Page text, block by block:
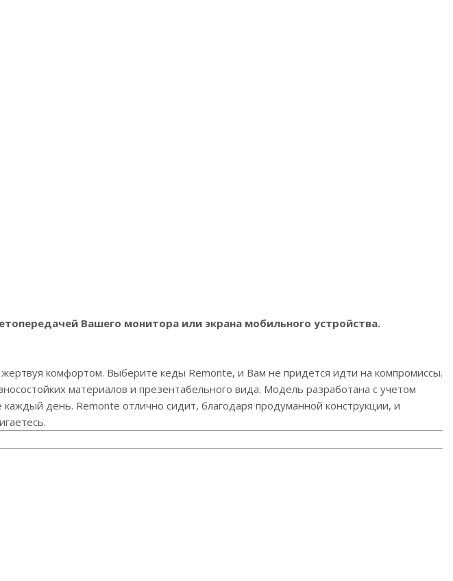
Вашего монитора или экрана мобильного устройства.
комфортом. Выберите кеды Remonte, и Вам не придется идти на компромиссы.
материалов и презентабельного вида. Модель разработана с учетом
день. Remonte отлично сидит, благодаря продуманной конструкции, и